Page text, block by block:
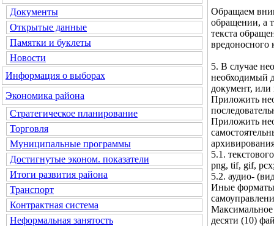
Документы
Открытые данные
Памятки и буклеты
Новости
Информация о выборах
Экономика района
Стратегическое планирование
Торговля
Муниципальные программы
Достигнутые эконом. показатели
Итоги развития района
Транспорт
Контрактная система
Неформальная занятость
Обращаем
обращении, а
текста
вредоносного
5. В случае
необходимый
документ,
Приложить
Приложить
5.1.
png, tif, gif,
5.2. аудио-
Иные форматы
десяти (10)